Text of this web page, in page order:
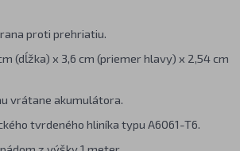
proti prehriatiu.
(dĺžka) x 3,6 cm (priemer hlavy) x 2,54 cm
vrátane akumulátora.
tvrdeného hliníka typu A6061-T6.